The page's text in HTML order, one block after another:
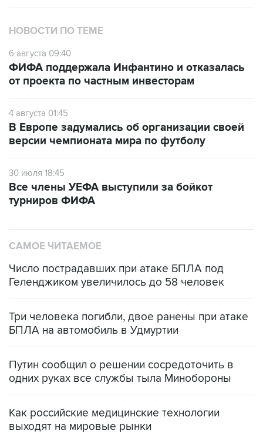
НОВОСТИ ПО ТЕМЕ
6 августа 09:40
ФИФА поддержала Инфантино и отказалась
от проекта по частным инвесторам
4 августа 01:45
В Европе задумались об организации своей
версии чемпионата мира по футболу
30 июля 18:45
Все члены УЕФА выступили за бойкот
турниров ФИФА
САМОЕ ЧИТАЕМОЕ
Число пострадавших при атаке БПЛА под
Геленджиком увеличилось до 58 человек
Три человека погибли, двое ранены при атаке
БПЛА на автомобиль в Удмуртии
Путин сообщил о решении сосредоточить в
одних руках все службы тыла Минобороны
Как российские медицинские технологии
выходят на мировые рынки